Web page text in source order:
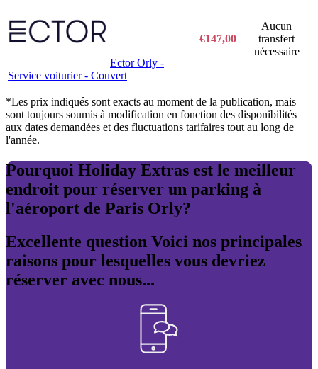
Ector Orly -
Service voiturier - Couvert
€147,00
Aucun
transfert
nécessaire
*Les prix indiqués sont exacts au moment de la publication, mais
sont toujours soumis à modification en fonction des disponibilités
aux dates demandées et des fluctuations tarifaires tout au long de
l'année.
Pourquoi Holiday Extras est le meilleur
endroit pour réserver un parking à
l'aéroport de Paris Orly?
Excellente question Voici nos principales
raisons pour lesquelles vous devriez
réserver avec nous...